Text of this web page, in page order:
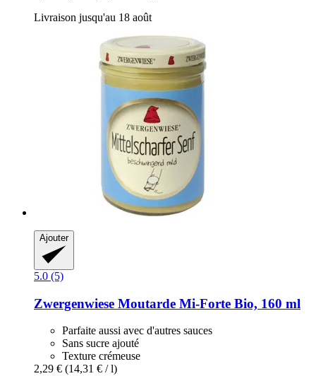
Livraison jusqu'au 18 août
Ajouter
5.0 (5)
Zwergenwiese Moutarde Mi-​Forte Bio, 160 ml
Parfaite aussi avec d'autres sauces
Sans sucre ajouté
Texture crémeuse
2,29 € (14,31 € / l)